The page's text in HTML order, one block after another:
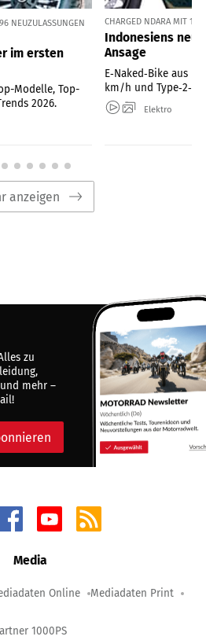
NEUZULASSUNGEN
im ersten
Modelle, Top-
2026.
CHARGED NDARA MIT 11
Indonesiens
Ansage
E‑Naked‑Bike aus
km/h und
Elektro
anzeigen
zu
mehr –
Media
Online Mediadaten Print
1000PS